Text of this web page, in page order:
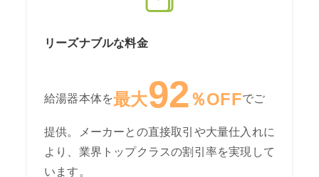
リーズナブルな料金
給湯器本体を最大92％OFFでご
提供。メーカーとの直接取引や大量仕入れに
より、業界トップクラスの割引率を実現して
います。